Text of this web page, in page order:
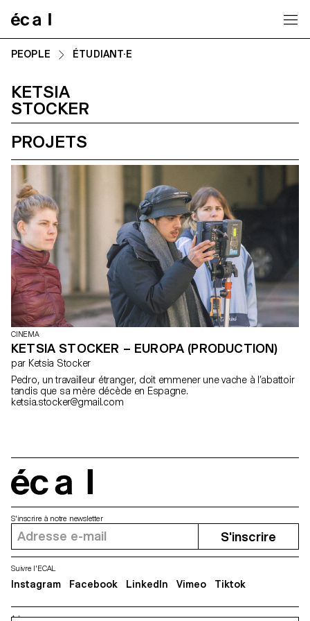
PEOPLE ÉTUDIANT·E
KETSIA
STOCKER
PROJETS
CINEMA
KETSIA STOCKER – EUROPA (PRODUCTION)
par Ketsia Stocker
Pedro, un travailleur étranger, doit emmener une vache à l’abattoir
tandis que sa mère décède en Espagne.
ketsia.stocker@gmail.com
Adresse
S'inscrire à notre newsletter
S'inscrire
Suivre l'ECAL
Instagram Facebook LinkedIn Vimeo Tiktok